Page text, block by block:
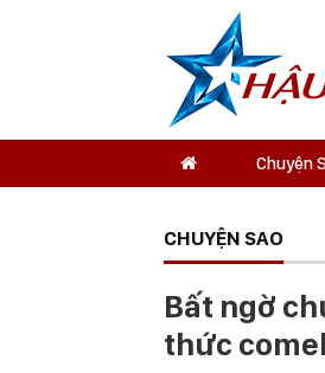
Chuyện
CHUYỆN SAO
Bất ngờ
thức